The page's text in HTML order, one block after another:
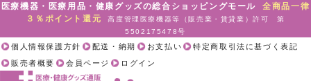
医療機器・医療用品・健康グッズの総合ショッピングモール全商品一律
３％ポイント還元
高度管理医療機器等（販売業・賃貸業）許可 第
5502175478号
個人情報保護方針 配送・納期 お支払い
特定商取引法に基づく表記
販売者概要
会員ページ ログイン